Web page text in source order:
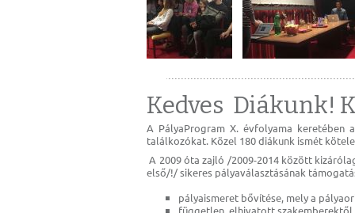
Kedves Diákunk!
A PályaProgram X. évfolyama keretében
találkozókat. Közel 180 diákunk ismét
A 2009 óta zajló /2009-2014 között
első/!/ sikeres pályaválasztásának
pályaismeret bővítése, mely a